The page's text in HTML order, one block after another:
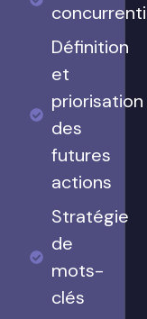
Définition
et
priorisation
des
futures
actions
Stratégie
de
mots-
clés